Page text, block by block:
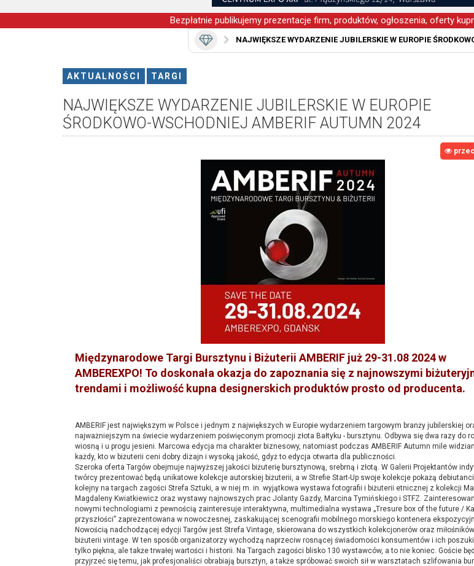
Bezpłatnie publikujemy prezentacje firm, produktów, ogłoszenia, oferty
NAJWIĘKSZE WYDARZENIE JUBILERSKIE W EUROPIE
AKTUALNOŚCI TARGI
NAJWIĘKSZE WYDARZENIE JUBILERSKIE W EUROPIE
ŚRODKOWO-WSCHODNIEJ AMBERIF AUTUMN 2024
Międzynarodowe Targi Bursztynu i Biżuterii AMBERIF już 29-31.08 2024 w
AMBEREXPO! To doskonała okazja do zapoznania się z najnowszymi
trendami i możliwość kupna designerskich produktów prosto od producenta.
AMBERIF jest największym w Polsce i jednym z największych w Europie wydarzeniem targowym branży jubilerskiej
najważniejszym na świecie wydarzeniem poświęconym promocji złota Bałtyku - bursztynu. Odbywa się dwa razy do
wiosną i u progu jesieni. Marcowa edycja ma charakter biznesowy, natomiast podczas AMBERIF Autumn mile
każdy, kto w biżuterii ceni dobry dizajn i wysoką jakość, gdyż to edycja otwarta dla publiczności.
Szeroka oferta Targów obejmuje najwyższej jakości biżuterię bursztynową, srebrną i złotą. W Galerii Projektantów
twórcy prezentować będą unikatowe kolekcje autorskiej biżuterii, a w Strefie Start-Up swoje kolekcje pokażą
kolejny na targach zagości Strefa Sztuki, a w niej m. in. wyjątkowa wystawa fotografii i biżuterii etnicznej z kolekcji
Magdaleny Kwiatkiewicz oraz wystawy najnowszych prac Jolanty Gazdy, Marcina Tymińskiego i STFZ.
nowymi technologiami z pewnością zainteresuje interaktywna, multimedialna wystawa „Tresure box of the future /
przyszłości” zaprezentowana w nowoczesnej, zaskakującej scenografii mobilnego morskiego kontenera
Nowością nadchodzącej edycji Targów jest Strefa Vintage, skierowana do wszystkich kolekcjonerów oraz
biżuterii vintage. W ten sposób organizatorzy wychodzą naprzeciw rosnącej świadomości konsumentów i ich
tylko piękna, ale także trwałej wartości i historii. Na Targach zagości blisko 130 wystawców, a to nie koniec. Goście
przyjrzeć się temu, jak profesjonaliści obrabiają bursztyn, a także spróbować swoich sił w warsztatach szlifowania